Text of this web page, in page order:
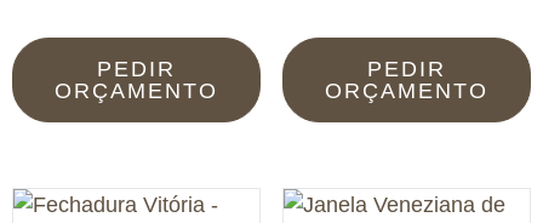
PEDIR
ORÇAMENTO
PEDIR
ORÇAMENTO